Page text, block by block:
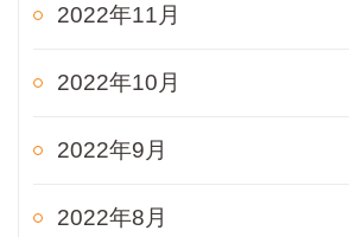
2022年11月
2022年10月
2022年9月
2022年8月